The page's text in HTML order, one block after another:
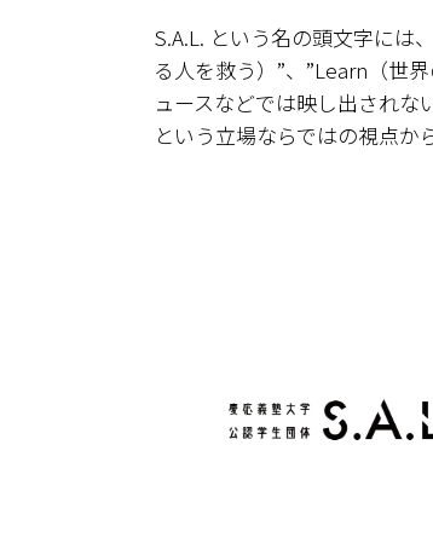
S.A.L. という名の頭文字には
る人を救う）”、”Learn（世
ュースなどでは映し出され
という立場ならではの視点か